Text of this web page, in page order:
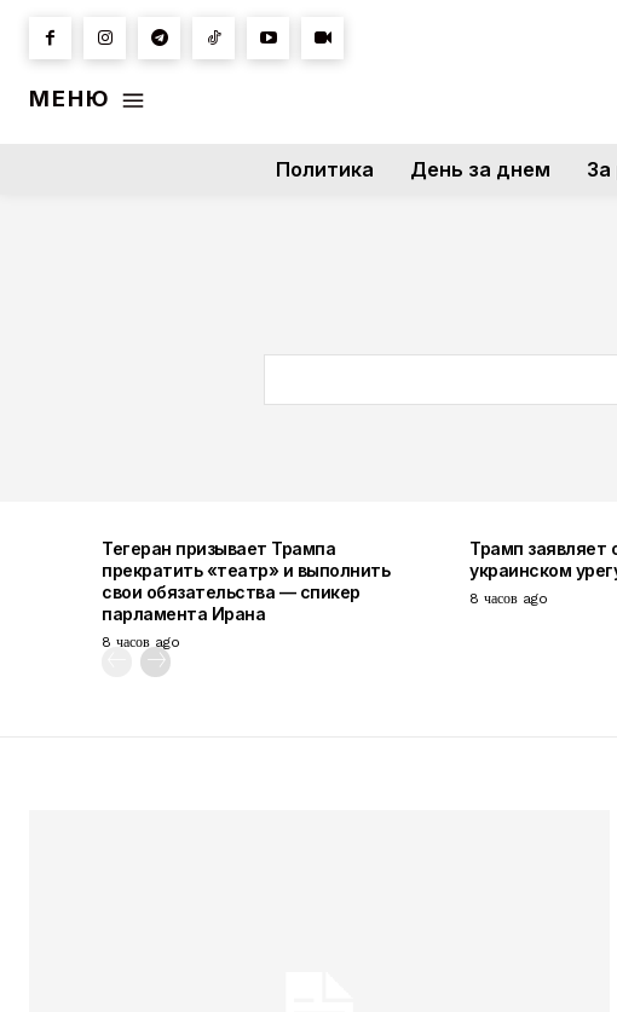
МЕНЮ
Политика День за днем
Тегеран призывает Трампа
прекратить «театр» и выполнить
свои обязательства — спикер
парламента Ирана
8 часов ago
Трамп заявляет
украинском
8 часов ago